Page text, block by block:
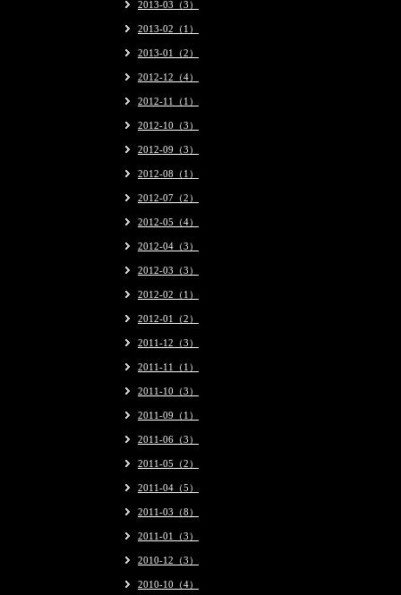
2013-03（3）
2013-02（1）
2013-01（2）
2012-12（4）
2012-11（1）
2012-10（3）
2012-09（3）
2012-08（1）
2012-07（2）
2012-05（4）
2012-04（3）
2012-03（3）
2012-02（1）
2012-01（2）
2011-12（3）
2011-11（1）
2011-10（3）
2011-09（1）
2011-06（3）
2011-05（2）
2011-04（5）
2011-03（8）
2011-01（3）
2010-12（3）
2010-10（4）